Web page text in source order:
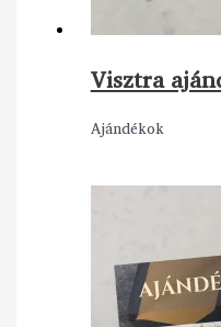
Visztra
Ajándékok